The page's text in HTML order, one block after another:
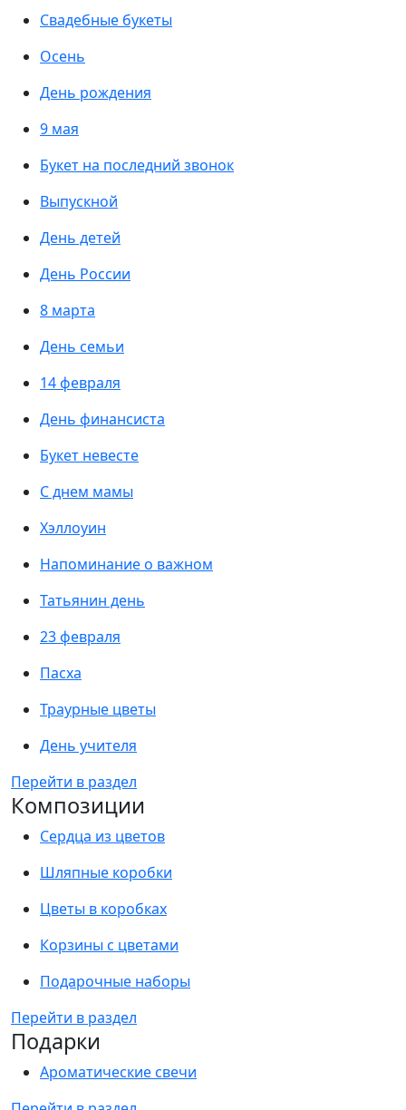
Свадебные букеты
Осень
День рождения
9 мая
Букет на последний звонок
Выпускной
День детей
День России
8 марта
День семьи
14 февраля
День финансиста
Букет невесте
С днем мамы
Хэллоуин
Напоминание о важном
Татьянин день
23 февраля
Пасха
Траурные цветы
День учителя
Перейти в раздел
Композиции
Сердца из цветов
Шляпные коробки
Цветы в коробках
Корзины с цветами
Подарочные наборы
Перейти в раздел
Подарки
Ароматические свечи